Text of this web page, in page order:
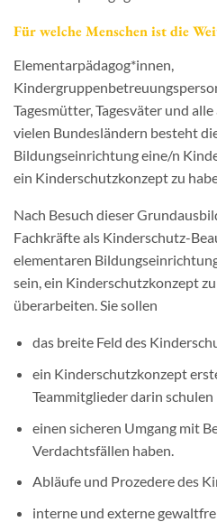
Für welche Menschen ist die
Elementarpädagog*innen,
Tagesmütter, Tagesväter und
vielen Bundesländern besteht
Bildungseinrichtung eine/n
ein Kinderschutzkonzept zu
Nach Besuch dieser
Fachkräfte als Kinderschutz-­
elementaren
sein, ein Kinderschutzkonzept
überarbeiten. Sie sollen
das breite Feld des
ein Kinderschutzkonzept
Teammitglieder darin schulen
einen sicheren Umgang mit
Verdachtsfällen haben.
Abläufe und Prozedere des
interne und externe